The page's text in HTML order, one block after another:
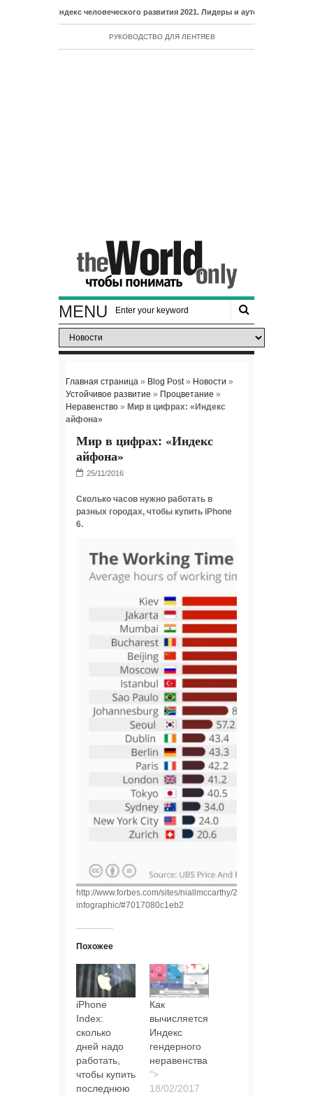
- Индекс человеческого развития 2021. Лидеры и аутсайдеры рейтинга ИЧР
РУКОВОДСТВО ДЛЯ ЛЕНТЯЕВ
MENU
Главная страница » Blog Post» Новости »
Устойчивое развитие » Процветание »
Неравенство » Мир в цифрах: «Индекс
айфона»
Мир в цифрах: «Индекс
айфона»
Сколько часов нужно работать в
разных городах, чтобы купить iPhone
6.
http://www.forbes.com/sites/niallmccarthy/2015/09/22/how-
infographic/#7017080c1eb2
Похожее
iPhone
Index:
сколько
дней надо
работать,
чтобы купить
последнюю
Как
вычисляется
Индекс
гендерного
неравенства
">